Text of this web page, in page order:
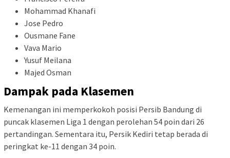
Mohammad Khanafi
Jose Pedro
Ousmane Fane
Vava Mario
Yusuf Meilana
Majed Osman
Dampak pada Klasemen
Kemenangan ini memperkokoh posisi Persib Bandung di
puncak klasemen Liga 1 dengan perolehan 54 poin dari 26
pertandingan. Sementara itu, Persik Kediri tetap berada di
peringkat ke-11 dengan 34 poin.